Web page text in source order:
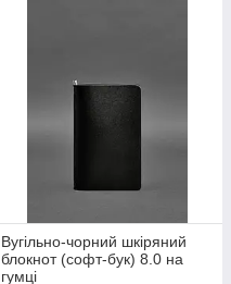
Вугільно-чорний шкіряний
блокнот (софт-бук) 8.0 на
гумці